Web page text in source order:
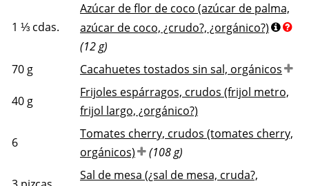
1 ⅓ cdas.
Azúcar de flor de coco (azúcar de palma,
azúcar de coco, ¿crudo?, ¿orgánico?)
(12 g)
70 g Cacahuetes tostados sin sal, orgánicos
40 g
Frijoles espárragos, crudos (frijol metro,
frijol largo, ¿orgánico?)
6
Tomates cherry, crudos (tomates cherry,
orgánicos)
(108 g)
Sal de mesa (¿sal de mesa, cruda?,